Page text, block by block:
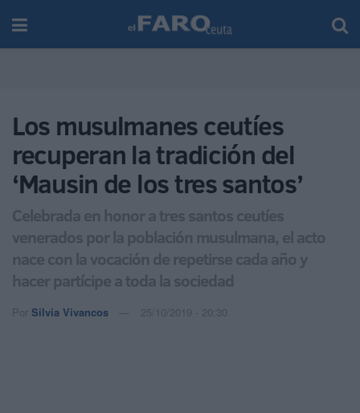
Los musulmanes ceutíes
recuperan la tradición del
‘Mausin de los tres santos’
Celebrada en honor a tres santos ceutíes
venerados por la población musulmana, el acto
nace con la vocación de repetirse cada año y
hacer partícipe a toda la sociedad
Por Silvia Vivancos 25/10/2019 - 20:30